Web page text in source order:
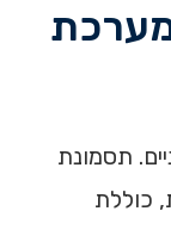
תסמונת
כוללת